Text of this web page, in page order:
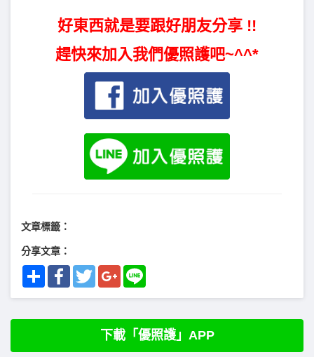
好東西就是要跟好朋友分享 !!
趕快來加入我們優照護吧~^^*
文章標籤：
分享文章：
Share FacebookTwitterGoogle+
下載「優照護」APP